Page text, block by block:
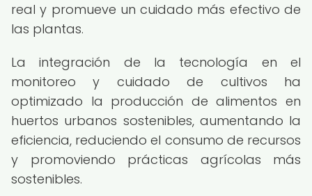
real y promueve un cuidado más efectivo de
las plantas.
La integración de la tecnología en el
monitoreo y cuidado de cultivos ha
optimizado la producción de alimentos en
huertos urbanos sostenibles, aumentando la
eficiencia, reduciendo el consumo de recursos
y promoviendo prácticas agrícolas más
sostenibles.